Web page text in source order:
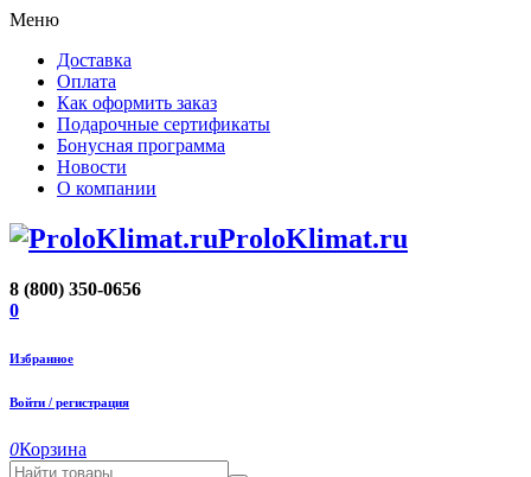
Меню
Доставка
Оплата
Как оформить заказ
Подарочные сертификаты
Бонусная программа
Новости
О компании
ProloKlimat.ru
8 (800) 350-0656
0
Избранное
Войти / регистрация
0Корзина